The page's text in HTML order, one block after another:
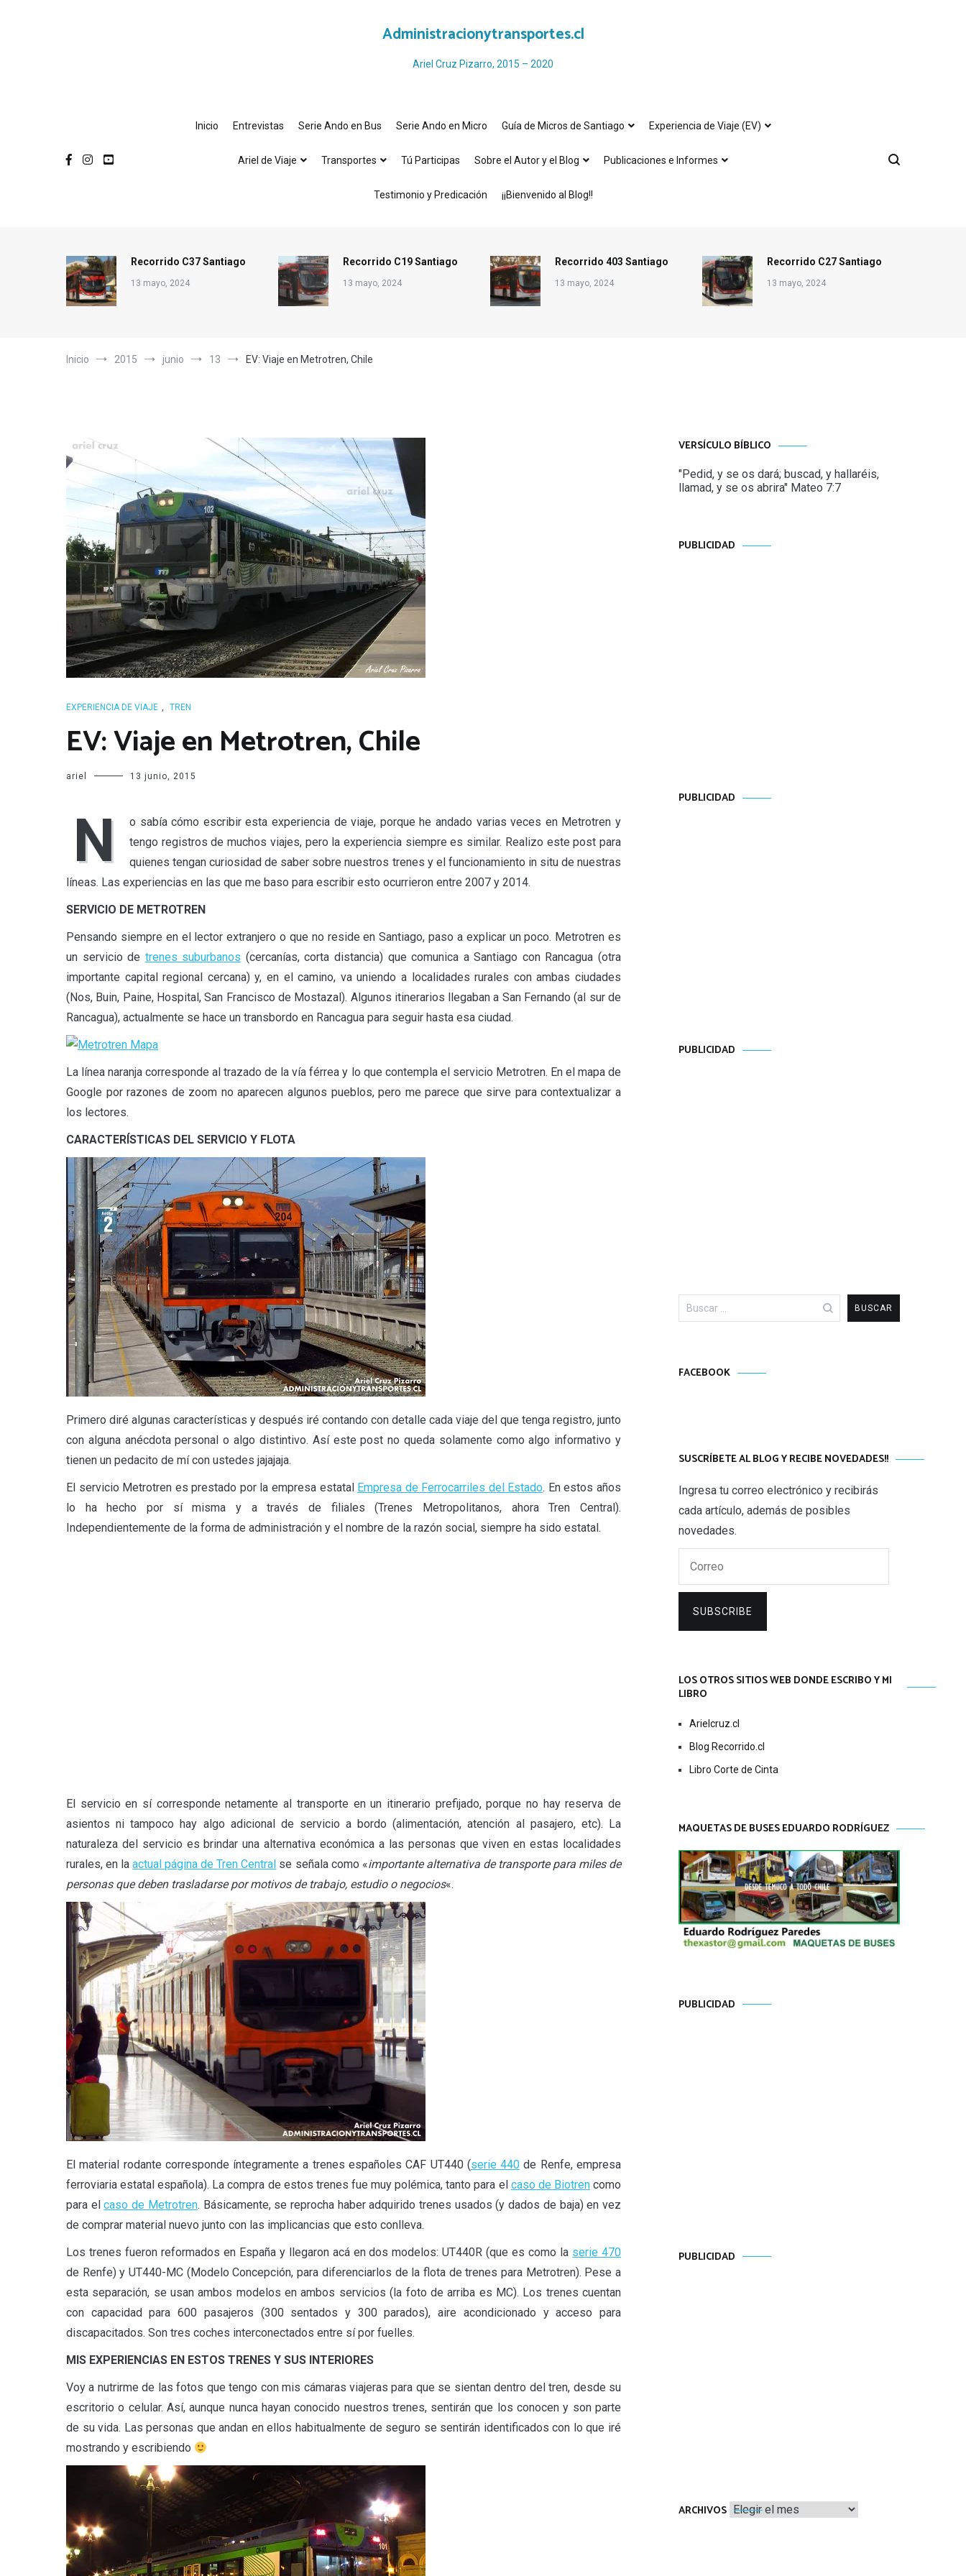
Administracionytransportes.cl
Ariel Cruz Pizarro, 2015 – 2020
Inicio Entrevistas Serie Ando en Bus Serie Ando en Micro Guía de Micros de Santiago Experiencia de Viaje (EV)
Ariel de Viaje Transportes Tú Participas Sobre el Autor y el Blog Publicaciones e Informes
Testimonio y Predicación ¡¡Bienvenido al Blog!!
Recorrido C37 Santiago
13 mayo, 2024
Recorrido C19 Santiago
13 mayo, 2024
Recorrido 403 Santiago
13 mayo, 2024
Recorrido C27 Santiago
13 mayo, 2024
Inicio 2015 junio 13 EV: Viaje en Metrotren, Chile
EXPERIENCIA DE VIAJE , TREN
EV: Viaje en Metrotren, Chile
ariel 13 junio, 2015
N
o sabía cómo escribir esta experiencia de viaje, porque he andado varias veces en Metrotren y
tengo registros de muchos viajes, pero la experiencia siempre es similar. Realizo este post para
quienes tengan curiosidad de saber sobre nuestros trenes y el funcionamiento in situ de nuestras
líneas. Las experiencias en las que me baso para escribir esto ocurrieron entre 2007 y 2014.
SERVICIO DE METROTREN
Pensando siempre en el lector extranjero o que no reside en Santiago, paso a explicar un poco. Metrotren es
un servicio de trenes suburbanos (cercanías, corta distancia) que comunica a Santiago con Rancagua (otra
importante capital regional cercana) y, en el camino, va uniendo a localidades rurales con ambas ciudades
(Nos, Buin, Paine, Hospital, San Francisco de Mostazal). Algunos itinerarios llegaban a San Fernando (al sur de
Rancagua), actualmente se hace un transbordo en Rancagua para seguir hasta esa ciudad.
La línea naranja corresponde al trazado de la vía férrea y lo que contempla el servicio Metrotren. En el mapa de
Google por razones de zoom no aparecen algunos pueblos, pero me parece que sirve para contextualizar a
los lectores.
CARACTERÍSTICAS DEL SERVICIO Y FLOTA
Primero diré algunas características y después iré contando con detalle cada viaje del que tenga registro, junto
con alguna anécdota personal o algo distintivo. Así este post no queda solamente como algo informativo y
tienen un pedacito de mí con ustedes jajajaja.
El servicio Metrotren es prestado por la empresa estatal Empresa de Ferrocarriles del Estado. En estos años
lo ha hecho por sí misma y a través de filiales (Trenes Metropolitanos, ahora Tren Central).
Independientemente de la forma de administración y el nombre de la razón social, siempre ha sido estatal.
El servicio en sí corresponde netamente al transporte en un itinerario prefijado, porque no hay reserva de
asientos ni tampoco hay algo adicional de servicio a bordo (alimentación, atención al pasajero, etc). La
naturaleza del servicio es brindar una alternativa económica a las personas que viven en estas localidades
rurales, en laactual página de Tren Central se señala como «importante alternativa de transporte para miles de
personas que deben trasladarse por motivos de trabajo, estudio o negocios«.
El material rodante corresponde íntegramente a trenes españoles CAF UT440 (serie 440 de Renfe, empresa
ferroviaria estatal española). La compra de estos trenes fue muy polémica, tanto para el caso de Biotrencomo
para elcaso de Metrotren. Básicamente, se reprocha haber adquirido trenes usados (y dados de baja) en vez
de comprar material nuevo junto con las implicancias que esto conlleva.
Los trenes fueron reformados en España y llegaron acá en dos modelos: UT440R (que es como la serie 470
de Renfe) y UT440-MC (Modelo Concepción, para diferenciarlos de la flota de trenes para Metrotren). Pese a
esta separación, se usan ambos modelos en ambos servicios (la foto de arriba es MC). Los trenes cuentan
con capacidad para 600 pasajeros (300 sentados y 300 parados), aire acondicionado y acceso para
discapacitados. Son tres coches interconectados entre sí por fuelles.
MIS EXPERIENCIAS EN ESTOS TRENES Y SUS INTERIORES
Voy a nutrirme de las fotos que tengo con mis cámaras viajeras para que se sientan dentro del tren, desde su
escritorio o celular. Así, aunque nunca hayan conocido nuestros trenes, sentirán que los conocen y son parte
de su vida. Las personas que andan en ellos habitualmente de seguro se sentirán identificados con lo que iré
mostrando y escribiendo
VERSÍCULO BÍBLICO
"Pedid, y se os dará; buscad, y hallaréis,
llamad, y se os abrira" Mateo 7:7
PUBLICIDAD
PUBLICIDAD
PUBLICIDAD
Buscar:
FACEBOOK
SUSCRÍBETE AL BLOG Y RECIBE NOVEDADES!!
Ingresa tu correo electrónico y recibirás
cada artículo, además de posibles
novedades.
SUBSCRIBE
LOS OTROS SITIOS WEB DONDE ESCRIBO Y MI
LIBRO
Arielcruz.cl
Blog Recorrido.cl
Libro Corte de Cinta
MAQUETAS DE BUSES EDUARDO RODRÍGUEZ
PUBLICIDAD
PUBLICIDAD
ARCHIVOS Archivos